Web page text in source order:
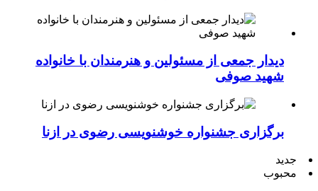
دیدار جمعی از مسئولین و هنرمندان با خانواده
شهید صوفی
برگزاری جشنواره خوشنویسی رضوی در ازنا
جدید
محبوب